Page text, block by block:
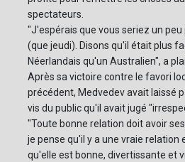
spectateurs.
"J'espérais que vous seriez un
(que jeudi). Disons qu'il était plus
Néerlandais qu'un Australien", a
Après sa victoire contre le favori
précédent, Medvedev avait laissé
vis du public qu'il avait jugé
"Toute bonne relation doit avoir
je pense qu'il y a une vraie relation
qu'elle est bonne, divertissante et